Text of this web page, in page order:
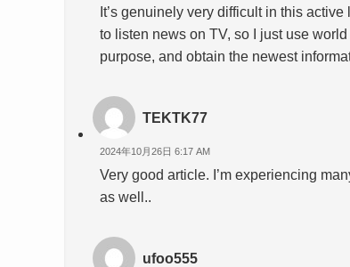
It’s genuinely very difficult in this active
to listen news on TV, so I just use
purpose, and obtain the newest
TEKTK77
2024年10月26日 6:17 AM
Very good article. I’m experiencing
as well..
ufoo555